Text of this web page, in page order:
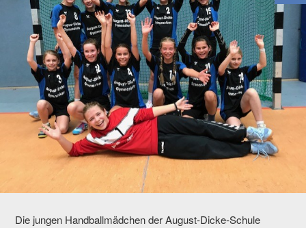
Die jungen Handballmädchen der August-Dicke-Schule